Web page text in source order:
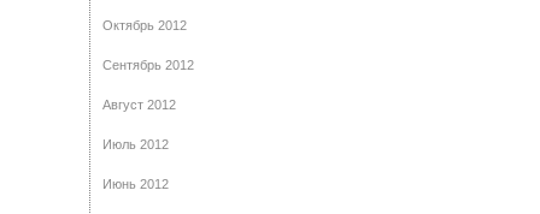
Октябрь 2012
Сентябрь 2012
Август 2012
Июль 2012
Июнь 2012